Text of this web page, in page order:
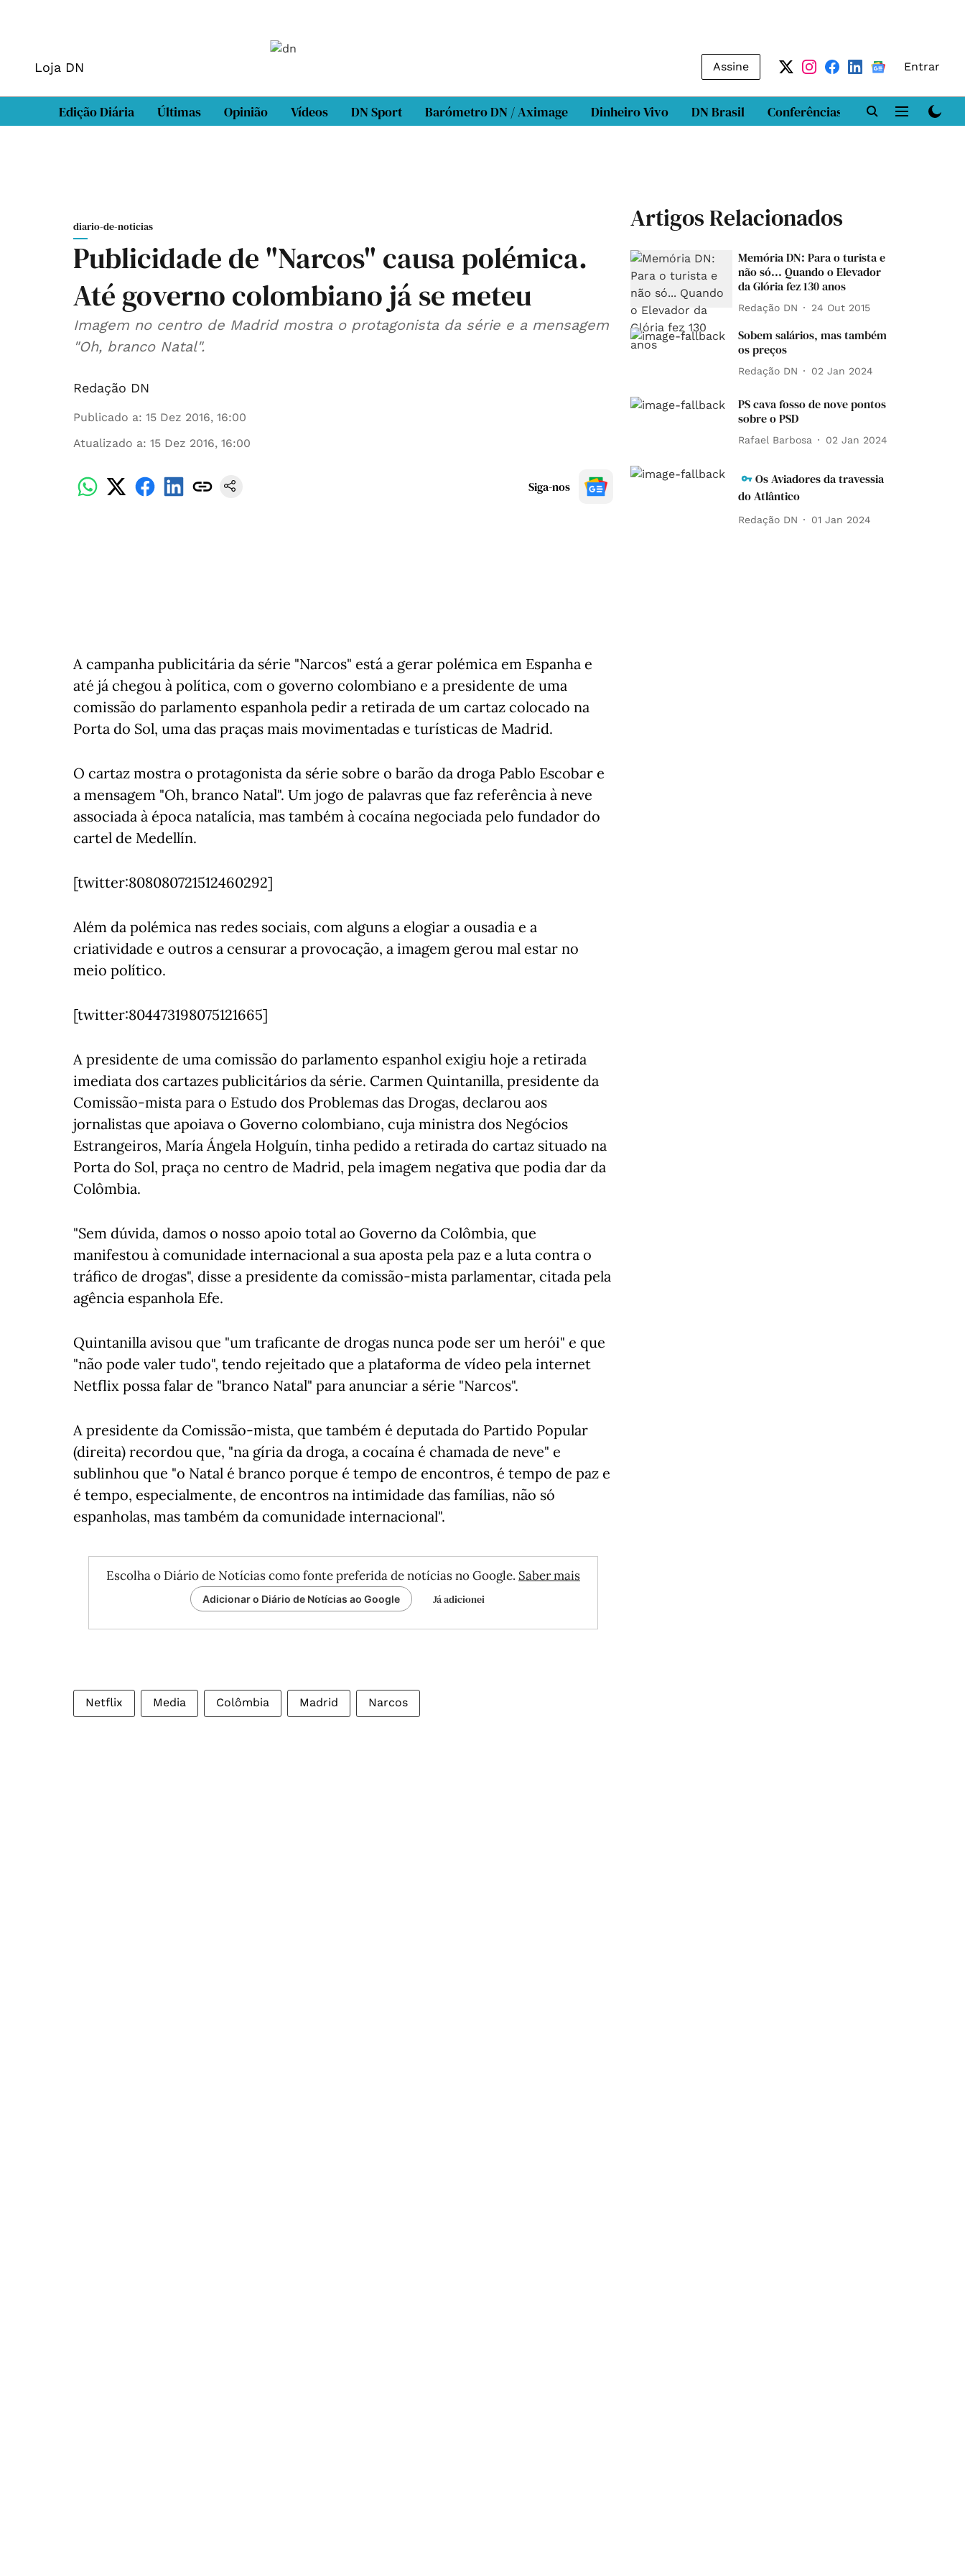
Loja DN Assine Entrar
Edição Diária Últimas Opinião Vídeos DN Sport Barómetro DN / Aximage Dinheiro Vivo DN Brasil Conferências DN LAB
diario-de-noticias
Publicidade de "Narcos" causa polémica.
Até governo colombiano já se meteu
Imagem no centro de Madrid mostra o protagonista da série e a mensagem
"Oh, branco Natal".
Redação DN
Publicado a: 15 Dez 2016, 16:00
Atualizado a: 15 Dez 2016, 16:00
Siga-nos
A campanha publicitária da série "Narcos" está a gerar polémica em Espanha e
até já chegou à política, com o governo colombiano e a presidente de uma
comissão do parlamento espanhola pedir a retirada de um cartaz colocado na
Porta do Sol, uma das praças mais movimentadas e turísticas de Madrid.
O cartaz mostra o protagonista da série sobre o barão da droga Pablo Escobar e
a mensagem "Oh, branco Natal". Um jogo de palavras que faz referência à neve
associada à época natalícia, mas também à cocaína negociada pelo fundador do
cartel de Medellín.
[twitter:808080721512460292]
Além da polémica nas redes sociais, com alguns a elogiar a ousadia e a
criatividade e outros a censurar a provocação, a imagem gerou mal estar no
meio político.
[twitter:804473198075121665]
A presidente de uma comissão do parlamento espanhol exigiu hoje a retirada
imediata dos cartazes publicitários da série. Carmen Quintanilla, presidente da
Comissão-mista para o Estudo dos Problemas das Drogas, declarou aos
jornalistas que apoiava o Governo colombiano, cuja ministra dos Negócios
Estrangeiros, María Ángela Holguín, tinha pedido a retirada do cartaz situado na
Porta do Sol, praça no centro de Madrid, pela imagem negativa que podia dar da
Colômbia.
"Sem dúvida, damos o nosso apoio total ao Governo da Colômbia, que
manifestou à comunidade internacional a sua aposta pela paz e a luta contra o
tráfico de drogas", disse a presidente da comissão-mista parlamentar, citada pela
agência espanhola Efe.
Quintanilla avisou que "um traficante de drogas nunca pode ser um herói" e que
"não pode valer tudo", tendo rejeitado que a plataforma de vídeo pela internet
Netflix possa falar de "branco Natal" para anunciar a série "Narcos".
A presidente da Comissão-mista, que também é deputada do Partido Popular
(direita) recordou que, "na gíria da droga, a cocaína é chamada de neve" e
sublinhou que "o Natal é branco porque é tempo de encontros, é tempo de paz e
é tempo, especialmente, de encontros na intimidade das famílias, não só
espanholas, mas também da comunidade internacional".
Escolha o Diário de Notícias como fonte preferida de notícias no Google. Saber mais
Adicionar o Diário de Notícias ao Google Já adicionei
Netflix Media Colômbia Madrid Narcos
Artigos Relacionados
Memória DN: Para o turista e
não só... Quando o Elevador
da Glória fez 130 anos
Redação DN 24 Out 2015
Sobem salários, mas também
os preços
Redação DN 02 Jan 2024
PS cava fosso de nove pontos
sobre o PSD
Rafael Barbosa 02 Jan 2024
Os Aviadores da travessia
do Atlântico
Redação DN 01 Jan 2024